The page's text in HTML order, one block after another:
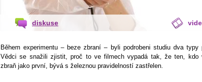
diskuse
Během experimentu – beze zbraní – byli podrobeni studiu dva typy
Vědci se snažili zjistit, proč to ve filmech vypadá tak, že ten, kdo
zbraň jako první, bývá s železnou pravidelností zastřelen.